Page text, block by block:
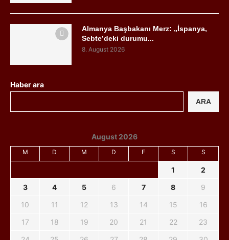
Almanya Başbakanı Merz: „İspanya,
Sebte’deki durumu...
8. August 2026
Haber ara
ARA
August 2026
M D M D F S S
1
2
3
4 5 6 7 8
9
10
11 12 13 14 15
16
17
18 19 20 21 22
23